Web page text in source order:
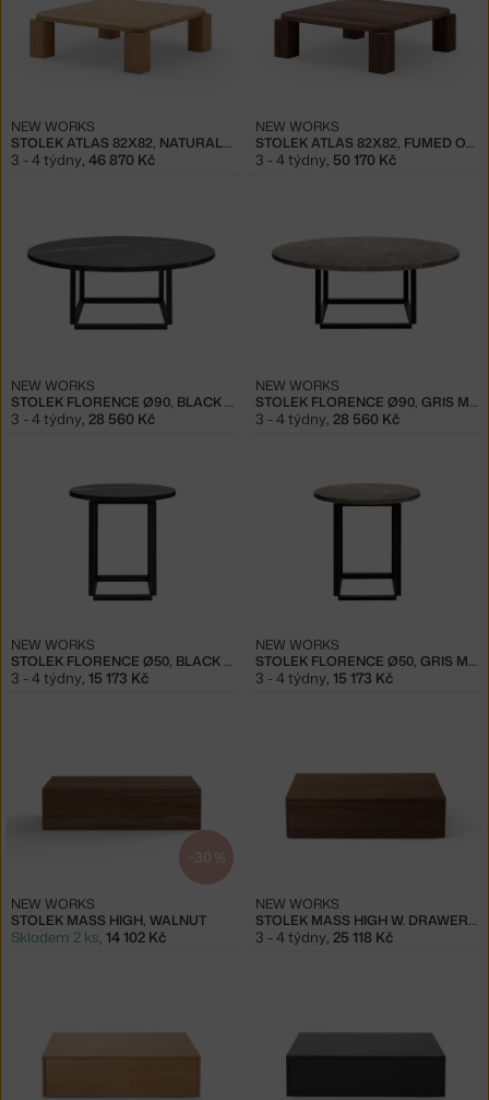
STOLEK ATLAS 82X82, NATURAL OAK
NEW WORKS
3 - 4 týdny, 46 870 Kč
STOLEK ATLAS 82X82, FUMED OAK
NEW WORKS
3 - 4 týdny, 50 170 Kč
STOLEK FLORENCE Ø90, BLACK MARBLE/BLACK
NEW WORKS
3 - 4 týdny, 28 560 Kč
STOLEK FLORENCE Ø90, GRIS MARBLE/BLACK
NEW WORKS
3 - 4 týdny, 28 560 Kč
STOLEK FLORENCE Ø50, BLACK MARBLE/BLACK
NEW WORKS
3 - 4 týdny, 15 173 Kč
STOLEK FLORENCE Ø50, GRIS MARBLE/BLACK
NEW WORKS
3 - 4 týdny, 15 173 Kč
−30 %
STOLEK MASS HIGH, WALNUT
NEW WORKS
Skladem 2 ks, 14 102 Kč
STOLEK MASS HIGH W. DRAWER, WALNUT
NEW WORKS
3 - 4 týdny, 25 118 Kč